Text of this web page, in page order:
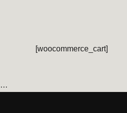
[woocommerce_cart]
…